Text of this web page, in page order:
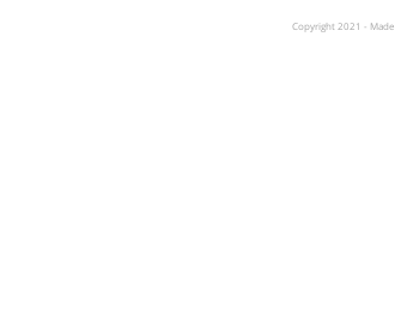
Copyright 2021 -